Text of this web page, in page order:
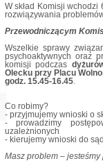
W skład Komisji
rozwiązywania
Przewodniczącym
Wszelkie sprawy
psychoaktywnych oraz
komisji podczas
Olecku przy Placu
godz. 15.45-16.45.
Co robimy?
- przyjmujemy wnioski o
- prowadzimy
uzależnionych
- kierujemy wnioski do
Masz problem –